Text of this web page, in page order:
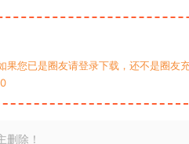
果您已是圈友请登录下载，还不是圈友
删除！